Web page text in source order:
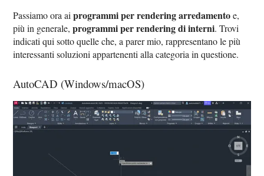
Passiamo ora aiprogrammi per rendering arredamentoe,
più in generale,programmi per rendering di interni. Trovi
indicati qui sotto quelle che, a parer mio, rappresentano le più
interessanti soluzioni appartenenti alla categoria in questione.
AutoCAD (Windows/macOS)